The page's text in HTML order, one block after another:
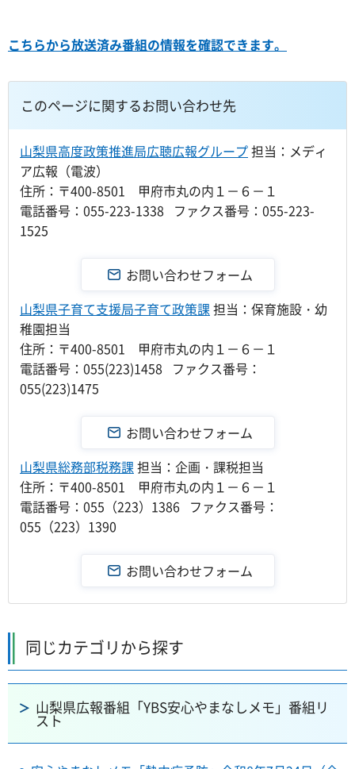
こちらから放送済み番組の情報を確認できます。
このページに関するお問い合わせ先
山梨県高度政策推進局広聴広報グループ担当：メディ
ア広報（電波）
住所：〒400-8501 甲府市丸の内１－６－１
電話番号：055-223-1338 ファクス番号：055-223-
1525
山梨県子育て支援局子育て政策課担当：保育施設・幼
稚園担当
住所：〒400-8501 甲府市丸の内１－６－１
電話番号：055(223)1458 ファクス番号：
055(223)1475
山梨県総務部税務課担当：企画・課税担当
住所：〒400-8501 甲府市丸の内１－６－１
電話番号：055（223）1386 ファクス番号：
055（223）1390
同じカテゴリから探す
山梨県広報番組「YBS安心やまなしメモ」番組リ
スト